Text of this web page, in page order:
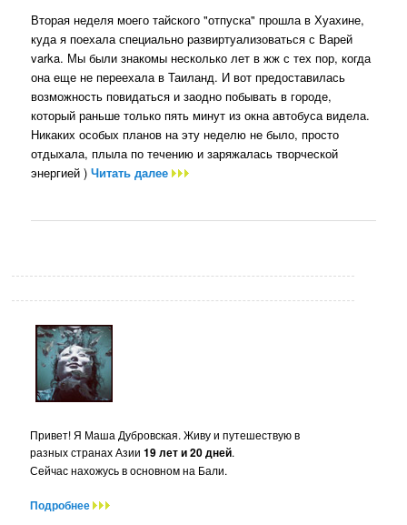
Вторая неделя моего тайского "отпуска" прошла в Хуахине,
куда я поехала специально развиртуализоваться с Варей
varka. Мы были знакомы несколько лет в жж с тех пор, когда
она еще не переехала в Таиланд. И вот предоставилась
возможность повидаться и заодно побывать в городе,
который раньше только пять минут из окна автобуса видела.
Никаких особых планов на эту неделю не было, просто
отдыхала, плыла по течению и заряжалась творческой
энергией )Читать далее
Привет! Я Маша Дубровская. Живу и путешествую в
разных странах Азии19 лет и 20 дней.
Сейчас нахожусь в основном на Бали.
Подробнее